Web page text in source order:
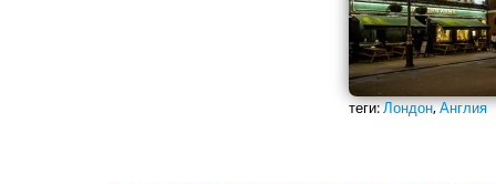
теги:Лондон,Англия